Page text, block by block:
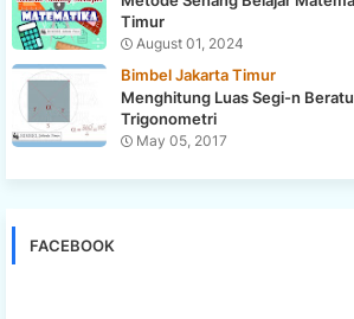
Timur
August 01, 2024
Bimbel Jakarta Timur
Menghitung Luas Segi-n
Trigonometri
May 05, 2017
FACEBOOK